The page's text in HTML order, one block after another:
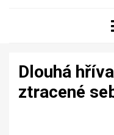
Dlouhá
ztracené